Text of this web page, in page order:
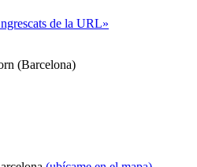
de la URL»
(Barcelona)